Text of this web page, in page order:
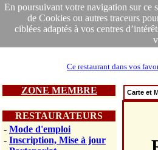
En poursuivant votre navigation sur ce
de Cookies ou autres traceurs
ciblées adaptés à vos centres
Ce restaurant dans vos
ZONE MEMBRE
RESTAURATEURS
- Mode d'emploi
- Inscription, Mise à jour
Carte et